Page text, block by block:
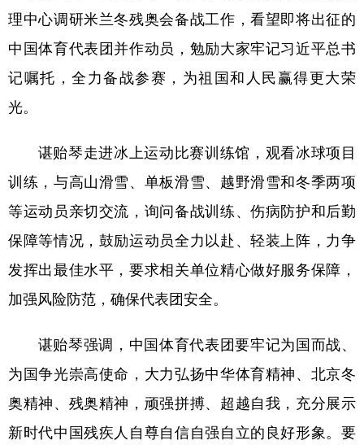
法律 中央文件 金融 汽车
食品 人居 信息化 数字经济
城市 旅游 能源 会展
彩票 娱乐 时尚 悦读
公益 一带一路 亚太网 上市公司
文化产业
地方频道
北京 天津 河北 山西
辽宁 吉林 上海 江苏
浙江 安徽 福建 江西
理中心调研米兰冬残奥会备战工作，看望即将出征的
中国体育代表团并作动员，勉励大家牢记习近平总书
记嘱托，全力备战参赛，为祖国和人民赢得更大荣
光。
谌贻琴走进冰上运动比赛训练馆，观看冰球项目
训练，与高山滑雪、单板滑雪、越野滑雪和冬季两项
等运动员亲切交流，询问备战训练、伤病防护和后勤
保障等情况，鼓励运动员全力以赴、轻装上阵，力争
发挥出最佳水平，要求相关单位精心做好服务保障，
加强风险防范，确保代表团安全。
谌贻琴强调，中国体育代表团要牢记为国而战、
为国争光崇高使命，大力弘扬中华体育精神、北京冬
奥精神、残奥精神，顽强拼搏、超越自我，充分展示
新时代中国残疾人自尊自信自强自立的良好形象。要